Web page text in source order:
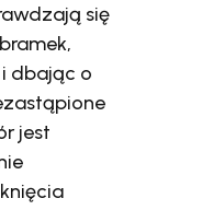
się
dbając o
jest